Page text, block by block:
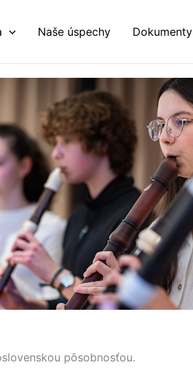
Naše úspechy Dokumenty
pôsobnosťou.